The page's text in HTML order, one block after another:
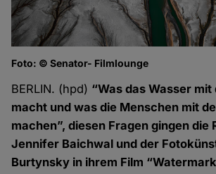
Foto: © Senator- Filmlounge
BERLIN. (hpd) “Was das Wasser
macht und was die Menschen mit
machen”, diesen Fragen gingen die
Jennifer Baichwal und der
Burtynsky in ihrem Film